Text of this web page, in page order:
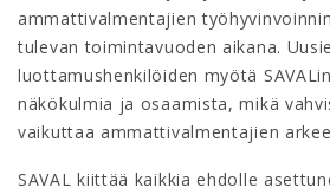
ammattivalmentajien
tulevan toimintavuoden aikana.
luottamushenkilöiden myötä
näkökulmia ja osaamista, mikä
vaikuttaa ammattivalmentajien
SAVAL kiittää kaikkia ehdolle